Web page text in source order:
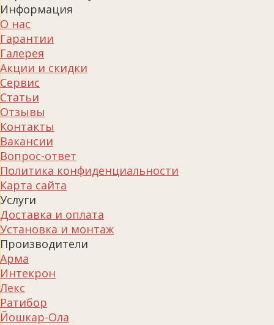
Информация
О нас
Гарантии
Галерея
Акции и скидки
Сервис
Статьи
Отзывы
Контакты
Вакансии
Вопрос-ответ
Политика конфиденциальности
Карта сайта
Услуги
Доставка и оплата
Установка и монтаж
Производители
Арма
Интекрон
Лекс
Ратибор
Йошкар-Ола